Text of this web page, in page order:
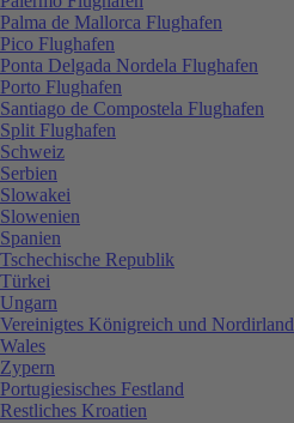
Palma de Mallorca Flughafen
Pico Flughafen
Ponta Delgada Nordela Flughafen
Porto Flughafen
Santiago de Compostela Flughafen
Split Flughafen
Schweiz
Serbien
Slowakei
Slowenien
Spanien
Tschechische Republik
Türkei
Ungarn
Vereinigtes Königreich und Nordirland
Wales
Zypern
Portugiesisches Festland
Restliches Kroatien